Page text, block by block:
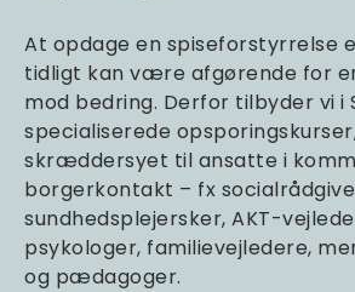
At opdage en spiseforstyrrelse
tidligt kan være afgørende for
mod bedring. Derfor tilbyder vi i
specialiserede
skræddersyet til ansatte i
borgerkontakt – fx
sundhedsplejersker, AKT-
psykologer, familievejledere,
og pædagoger.